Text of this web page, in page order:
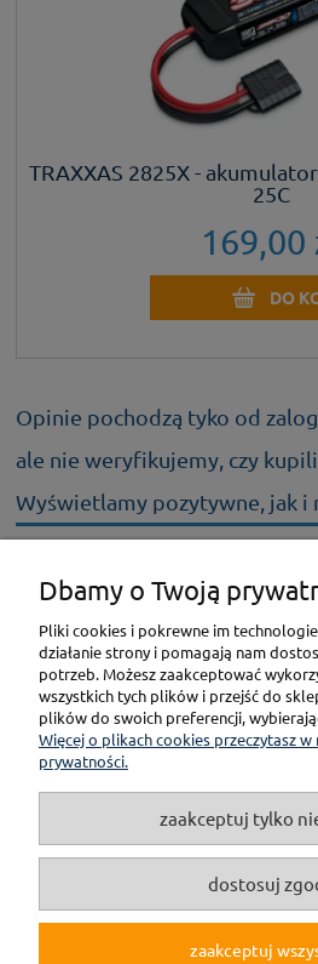
TRAXXAS 2825X -
25C
169,00
DO
Opinie pochodzą tyko od
ale nie weryfikujemy, czy
Wyświetlamy pozytywne, jak i
KONTAKT
POMOC
PŁATNOŚCI I
GWARANCJA I
O NAS
Dbamy o Twoją
Pliki cookies i pokrewne im
działanie strony i pomagają nam
potrzeb. Możesz zaakceptować
wszystkich tych plików i przejść do
plików do swoich preferencji,
Więcej o plikach cookies przeczytasz w
prywatności.
zaakceptuj tylko
dostosuj
zaakceptuj